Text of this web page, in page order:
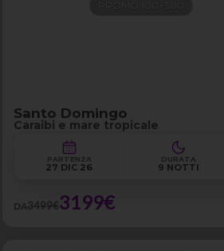
Santo Domingo
Caraibi e mare tropicale
PARTENZA
27 DIC 26
DURATA
9 NOTTI
DA3499€3199€